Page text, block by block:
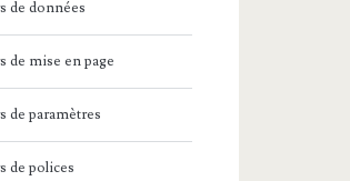
de données
de mise en page
de paramètres
de polices